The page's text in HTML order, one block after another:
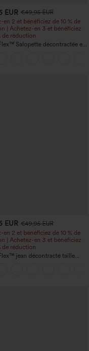
+1
EUR €49,95 EUR
en 2 et bénéficiez de 10 % de
| Achetez-en 3 et bénéficiez
de réduction
Salopette décontractée en
à encolure en V avec poche
EUR €49,95 EUR
en 2 et bénéficiez de 10 % de
| Achetez-en 3 et bénéficiez
de réduction
jean décontracté taille
avec poches, ourlet
et effet délavé